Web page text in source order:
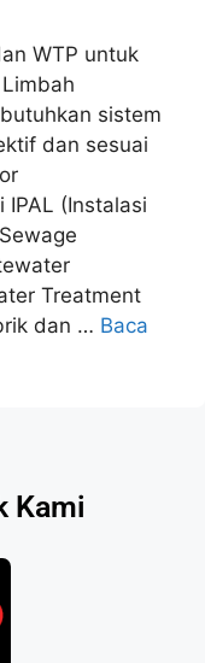
WTP untuk
sistem
dan sesuai
(Instalasi
Treatment
dan … Baca
Kami